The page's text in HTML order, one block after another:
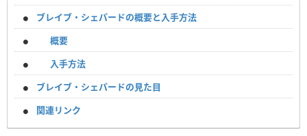
ブレイブ・シェパードの概要と入手方法
概要
入手方法
ブレイブ・シェパードの見た目
関連リンク